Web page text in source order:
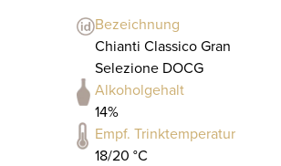
Bezeichnung
Chianti Classico Gran
Selezione DOCG
Alkoholgehalt
14%
Empf. Trinktemperatur
18/20 °C